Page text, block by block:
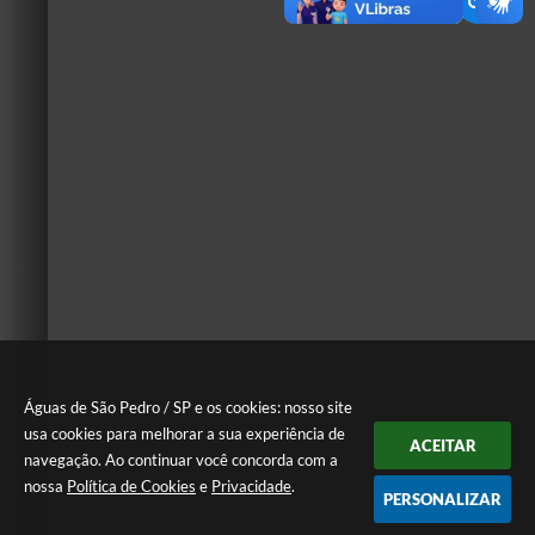
Águas de São Pedro / SP e os cookies: nosso site
usa cookies para melhorar a sua experiência de
navegação. Ao continuar você concorda com a
nossa Política de Cookies e Privacidade.
ACEITAR
PERSONALIZAR